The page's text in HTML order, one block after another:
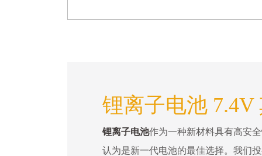
锂离子电池 7.4V
锂离子电池作为一种新材料具有高安
认为是新一代电池的最佳选择。我们